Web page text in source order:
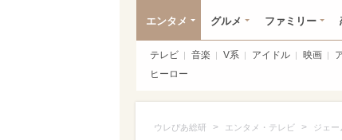
エンタメ グルメ ファミリー
テレビ 音楽 V系 アイドル 映画
ヒーロー
ウレぴあ総研 > エンタメ・テレビ > ジェー